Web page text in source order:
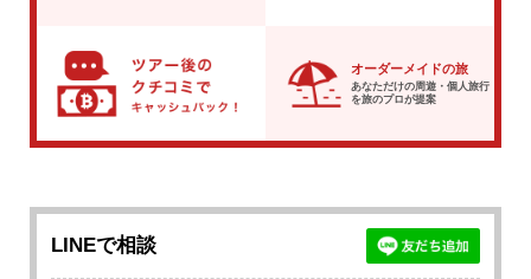
オーダーメイドの旅
あなただけの周遊・個人旅行
を旅のプロが提案
LINEで相談